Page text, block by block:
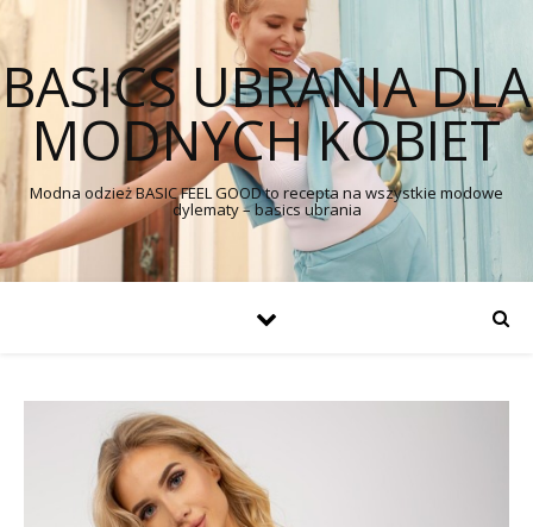
BASICS UBRANIA DLA
MODNYCH KOBIET
Modna odzież BASIC FEEL GOOD to recepta na wszystkie modowe
dylematy – basics ubrania